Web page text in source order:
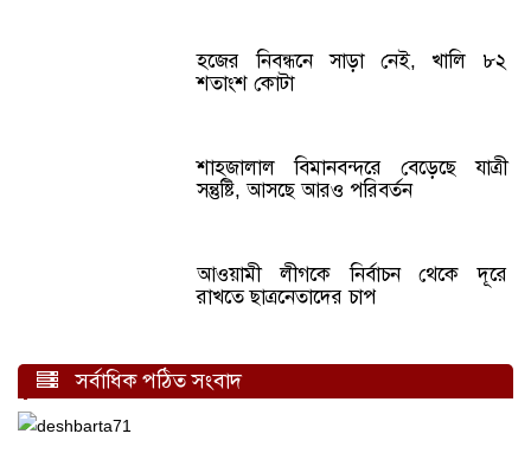
হজের নিবন্ধনে সাড়া নেই, খালি ৮২
শতাংশ কোটা
শাহজালাল বিমানবন্দরে বেড়েছে যাত্রী
সন্তুষ্টি, আসছে আরও পরিবর্তন
আওয়ামী লীগকে নির্বাচন থেকে দূরে
রাখতে ছাত্রনেতাদের চাপ
সর্বাধিক পঠিত সংবাদ